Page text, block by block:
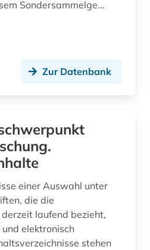
(1)
Zu diesem Sondersammelge...
Zur Datenbank
einer Auswahl unter
die die
laufend bezieht,
elektronisch
stehen